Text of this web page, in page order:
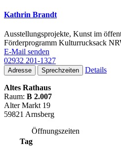
Kathrin Brandt
Ausstellungsprojekte, Kunst im
Förderprogramm Kulturrucksack
E-Mail senden
02932 201-1327
Adresse Sprechzeiten Details
Altes Rathaus
Raum: B 2.007
Alter Markt 19
59821 Arnsberg
Öffnungszeiten
Tag